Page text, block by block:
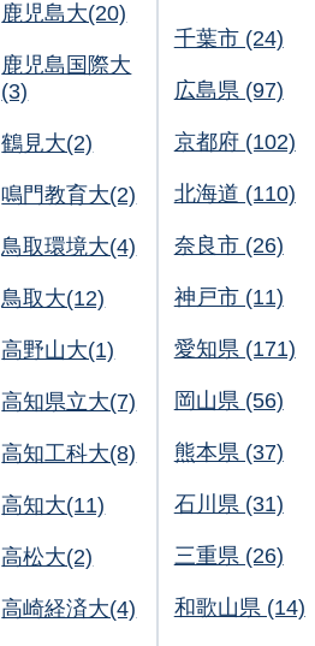
鹿児島大(20)
鹿児島国際大
(3)
鶴見大(2)
鳴門教育大(2)
鳥取環境大(4)
鳥取大(12)
高野山大(1)
高知県立大(7)
高知工科大(8)
高知大(11)
高松大(2)
高崎経済大(4)
千葉市 (24)
広島県 (97)
京都府 (102)
北海道 (110)
奈良市 (26)
神戸市 (11)
愛知県 (171)
岡山県 (56)
熊本県 (37)
石川県 (31)
三重県 (26)
和歌山県 (14)